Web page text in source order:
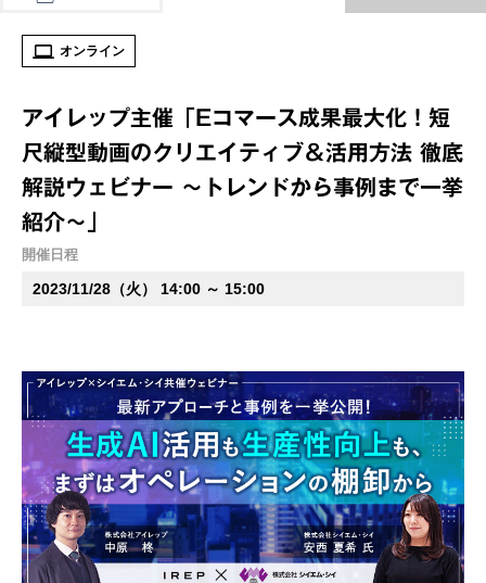
オンライン
アイレップ主催「Eコマース成果最大化！短
尺縦型動画のクリエイティブ＆活用方法 徹底
解説ウェビナー ～トレンドから事例まで一挙
紹介～」
開催日程
2023/11/28（火） 14:00 ～ 15:00